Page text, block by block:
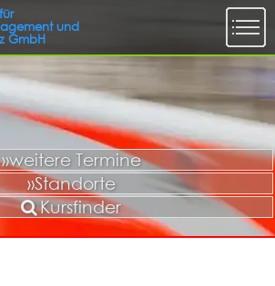
»weitere Termine
»Standorte
Kursfinder